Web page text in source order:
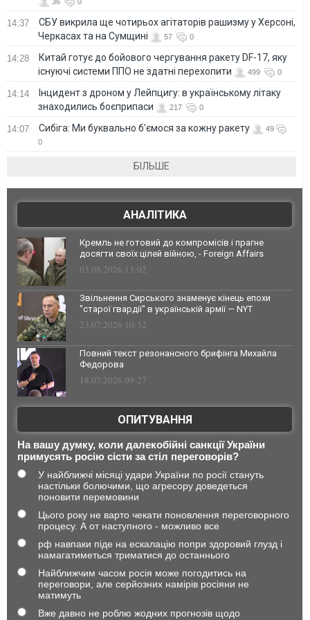
14:37
СБУ викрила ще чотирьох агітаторів рашизму у Херсоні,
Черкасах та на Сумщині
57 0
14:28
Китай готує до бойового чергування ракету DF-17, яку
існуючі системи ППО не здатні перехопити
499 0
14:14
Інцидент з дроном у Лейпцигу: в українському літаку
знаходились боєприпаси
217 0
14:07 Сибіга: Ми буквально б’ємося за кожну ракету
49
0
БІЛЬШЕ
АНАЛІТИКА
Кремль не готовий до компромісів і прагне
досягти своїх цілей війною, - Foreign Affairs
03.08.2026 13:02
Звільнення Сирського знаменує кінець епохи
"старої гвардії" в українській армії — NYT
23.07.2026 10:32
Повний текст резонансного брифінга Михайла
Федорова
18.07.2026 09:27
ОПИТУВАННЯ
На вашу думку, коли далекобійні санкції України
примусять росію сісти за стіл переговорів?
У найближчі місяці удари України по росії стануть
настільки болючими, що агресору доведеться
поновити перемовини
Цього року не варто чекати поновлення переговорного
процесу. А от наступного - можливо все
рф навпаки піде на ескалацію попри здоровий глузд і
намагатиметься триматися до останнього
Найближчим часом росія може погодитись на
переговори, але серйозних намірів росіяни не
матимуть
Вже давно не роблю жодних прогнозів щодо